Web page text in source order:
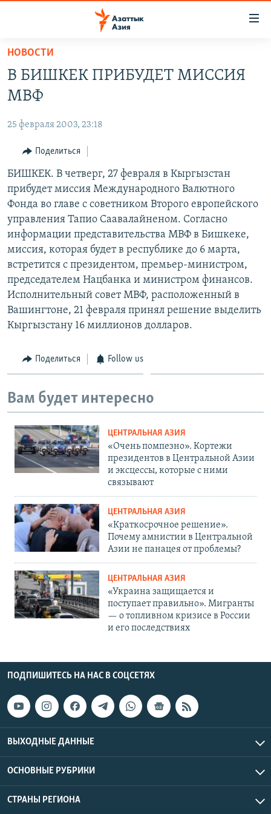
Вернуться
основному
содержанию
навигации
Вернутся
поиску
УЗБЕКИСТАН
ТАДЖИКИСТАН
НОВОСТИ
НА ДРУГИХ ЯЗЫКАХ
ҚАЗАҚША
КЫРГЫЗЧА
ЎЗБЕКЧА
ТОҶИКӢ
TÜRKMENÇE
Все сайты РСЕ/РС
НОВОСТИ
В БИШКЕК ПРИБУДЕТ МИССИЯ
МВФ
25 февраля 2003, 23:18
Поделиться
БИШКЕК. В четверг, 27 февраля в Кыргызстан
прибудет миссия Международного Валютного
Фонда во главе с советником Второго европейского
управления Тапио Саавалайненом. Согласно
информации представительства МВФ в Бишкеке,
миссия, которая будет в республике до 6 марта,
встретится с президентом, премьер-министром,
председателем Нацбанка и министром финансов.
Исполнительный совет МВФ, расположенный в
Вашингтоне, 21 февраля принял решение выделить
Кыргызстану 16 миллионов долларов.
Поделиться Follow us
Вам будет интересно
ЦЕНТРАЛЬНАЯ АЗИЯ
«Очень помпезно». Кортежи
президентов в Центральной Азии
и эксцессы, которые с ними
связывают
ЦЕНТРАЛЬНАЯ АЗИЯ
«Краткосрочное решение».
Почему амнистии в Центральной
Азии не панацея от проблемы?
ЦЕНТРАЛЬНАЯ АЗИЯ
«Украина защищается и
поступает правильно». Мигранты
— о топливном кризисе в России
и его последствиях
ПОДПИШИТЕСЬ НА НАС В СОЦСЕТЯХ
ВЫХОДНЫЕ ДАННЫЕ
ОСНОВНЫЕ РУБРИКИ
СТРАНЫ РЕГИОНА